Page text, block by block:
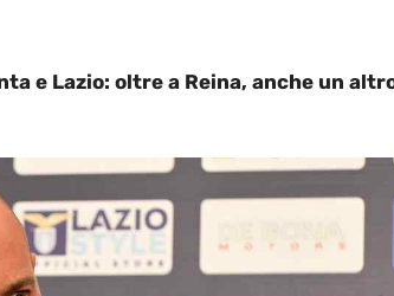
e Lazio: oltre a Reina, anche un